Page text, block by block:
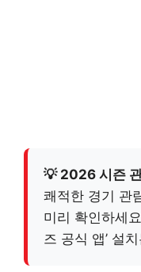
💡 2026 시즌
쾌적한 경기 관
미리 확인하세
즈 공식 앱’ 설